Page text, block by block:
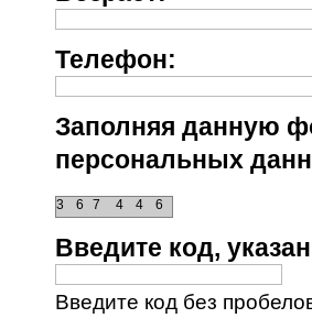
Телефон:
Заполняя данную
персональных
6
4
4
6
3 7
Введите код,
Введите код без